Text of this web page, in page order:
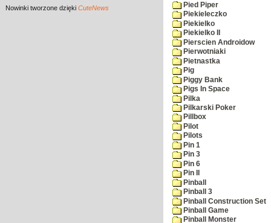
Nowinki tworzone dzięki CuteNews
Pied Piper
Piekieleczko
Piekielko
Piekielko II
Pierscien Androidow
Pierwotniaki
Pietnastka
Pig
Piggy Bank
Pigs In Space
Pilka
Pilkarski Poker
Pillbox
Pilot
Pilots
Pin 1
Pin 3
Pin 6
Pin II
Pinball
Pinball 3
Pinball Construction Set
Pinball Game
Pinball Monster